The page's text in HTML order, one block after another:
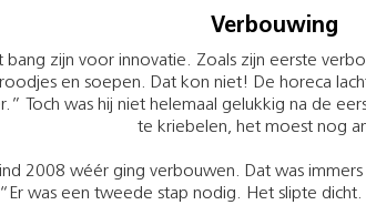
Verbouwing
bang zijn voor innovatie. Zoals zijn eerste
en soepen. Dat kon niet! De horeca
Toch was hij niet helemaal gelukkig na de
te kriebelen, het moest nog
2008 wéér ging verbouwen. Dat was
was een tweede stap nodig. Het slipte